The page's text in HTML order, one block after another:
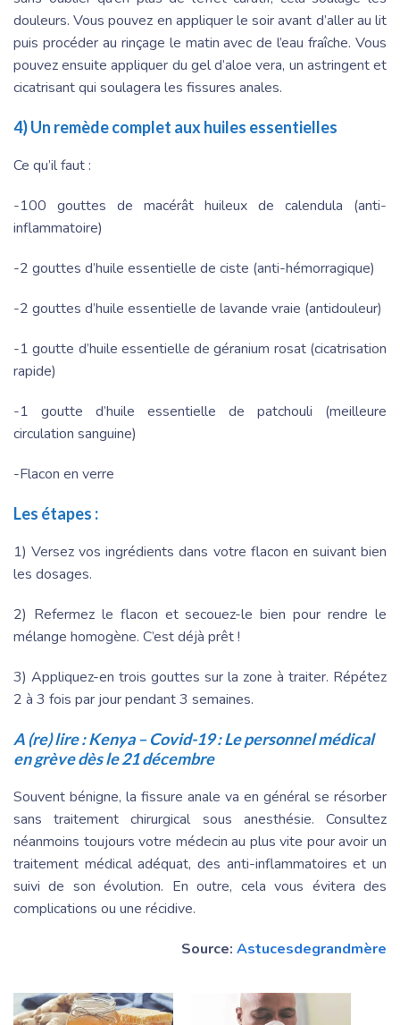
douleurs. Vous pouvez en appliquer le soir avant d’aller au lit
puis procéder au rinçage le matin avec de l’eau fraîche. Vous
pouvez ensuite appliquer du gel d’aloe vera, un astringent et
cicatrisant qui soulagera les fissures anales.
4) Un remède complet aux huiles essentielles
Ce qu’il faut :
-100 gouttes de macérât huileux de calendula (anti-
inflammatoire)
-2 gouttes d’huile essentielle de ciste (anti-hémorragique)
-2 gouttes d’huile essentielle de lavande vraie (antidouleur)
-1 goutte d’huile essentielle de géranium rosat (cicatrisation
rapide)
-1 goutte d’huile essentielle de patchouli (meilleure
circulation sanguine)
-Flacon en verre
Les étapes :
1) Versez vos ingrédients dans votre flacon en suivant bien
les dosages.
2) Refermez le flacon et secouez-le bien pour rendre le
mélange homogène. C’est déjà prêt !
3) Appliquez-en trois gouttes sur la zone à traiter. Répétez
2 à 3 fois par jour pendant 3 semaines.
A (re) lire :Kenya – Covid-19 : Le personnel médical
en grève dès le 21 décembre
Souvent bénigne, la fissure anale va en général se résorber
sans traitement chirurgical sous anesthésie. Consultez
néanmoins toujours votre médecin au plus vite pour avoir un
traitement médical adéquat, des anti-inflammatoires et un
suivi de son évolution. En outre, cela vous évitera des
complications ou une récidive.
Source: Astucesdegrandmère